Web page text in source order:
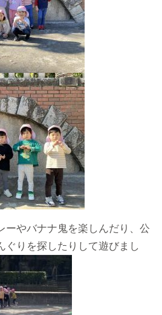
ーやバナナ鬼を楽しんだり、公
ぐりを探したりして遊びまし